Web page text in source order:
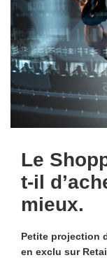
Le
t-il
mieux.
Petite projection
en exclu sur